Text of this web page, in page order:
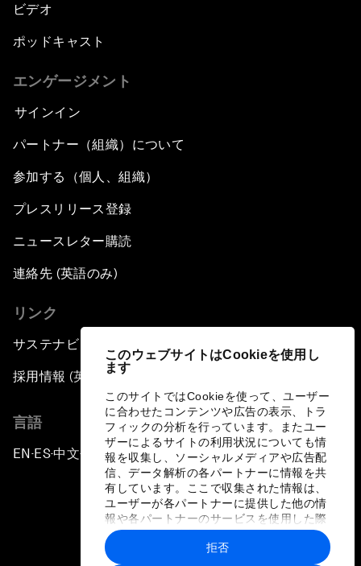
このウェブサイトはCookieを使用し
ます
このサイトではCookieを使って、ユーザー
に合わせたコンテンツや広告の表示、トラ
フィックの分析を行っています。またユー
ザーによるサイトの利用状況についても情
報を収集し、ソーシャルメディアや広告配
信、データ解析の各パートナーに情報を共
有しています。ここで収集された情報は、
ユーザーが各パートナーに提供した他の情
報や各パートナーのサービスを使用した際
に収集された情報と組み合わされ、各パー
トナーによって使用されることがありま
拒否
ビデオ
ポッドキャスト
エンゲージメント
サインイン
パートナー（組織）について
参加する（個人、組織）
プレスリリース登録
ニュースレター購読
連絡先 (英語のみ)
リンク
サステナビリティへの取り組み
採用情報 (英語のみ)
言語
EN ▪ES▪中文▪ 日本語
プライバシーポリシーと利用規約